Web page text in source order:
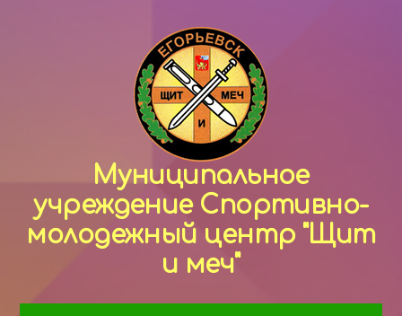
Муниципальное
учреждение Спортивно-
молодежный центр "Щит
и меч"